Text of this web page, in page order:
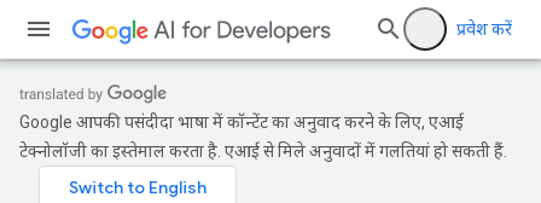
प्रवेश करें
Google आपकी पसंदीदा भाषा में कॉन्टेंट का अनुवाद करने के लिए, एआई
टेक्नोलॉजी का इस्तेमाल करता है. एआई से मिले अनुवादों में गलतियां हो सकती हैं.